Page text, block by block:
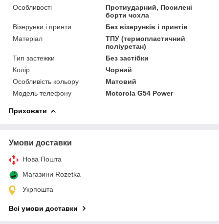
Особливості
Протиударний, Посилені
борти чохла
Візерунки і принти
Без візерунків і принтів
Матеріал
ТПУ (термопластичний
поліуретан)
Тип застежки
Без застібки
Колір
Чорний
Особливість кольору
Матовий
Модель телефону
Motorola G54 Power
Приховати
Умови доставки
Нова Пошта
Магазини Rozetka
Укрпошта
Всі умови доставки